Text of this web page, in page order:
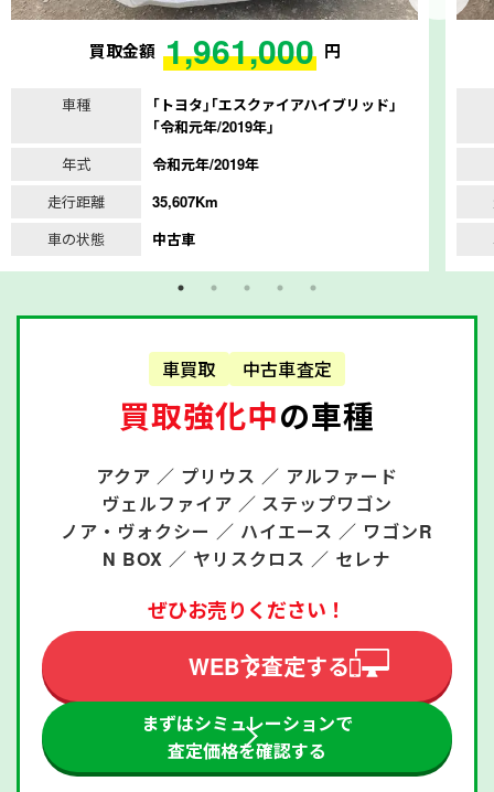
買取金額 1,961,000 円
車種
｢トヨタ｣｢エスクァイアハイブリッド｣
｢令和元年/2019年｣
年式
令和元年/2019年
走行距離
35,607Km
車の状態
中古車
車買取 中古車査定
買取強化中の車種
アクア ／ プリウス ／ アルファード
ヴェルファイア ／ ステップワゴン
ノア・ヴォクシー ／ ハイエース ／ ワゴンR
N BOX ／ ヤリスクロス ／ セレナ
ぜひお売りください！
WEBで査定する
まずはシミュレーションで
査定価格を確認する